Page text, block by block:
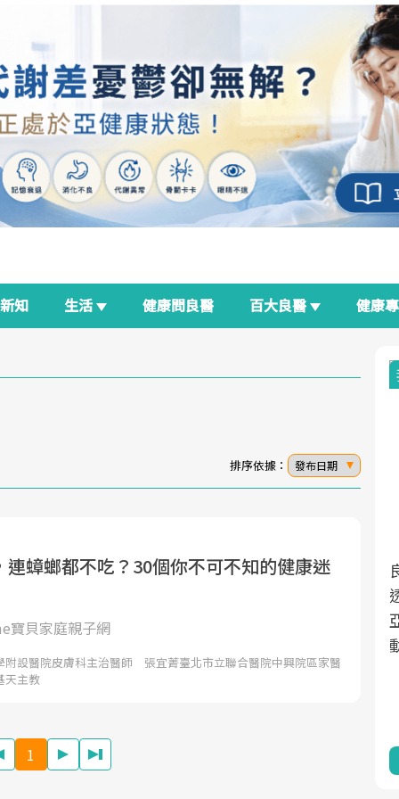
新知 生活 健康問良醫 百大良醫 健康
排序依據： 發布日期
連蟑螂都不吃？30個你不可不知的健康迷
寶貝家庭親子網
附設醫院皮膚科主治醫師 張宜菁臺北市立聯合醫院中興院區家醫
主教
1
面對超高齡社會的浪潮，台灣正在快速邁
如「健康台灣推動委員會」與「長照3.0」
心議題。然而，健檢不只是醫療院所的服
良醫生活祭
2025年，就到良醫生活祭體驗「一站式健
啟動你的健康革命！